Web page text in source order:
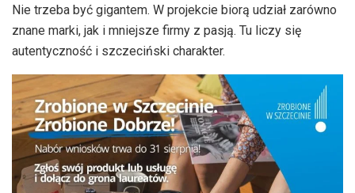
Nie trzeba być gigantem. W projekcie biorą udział zarówno
znane marki, jak i mniejsze firmy z pasją. Tu liczy się
autentyczność i szczeciński charakter.